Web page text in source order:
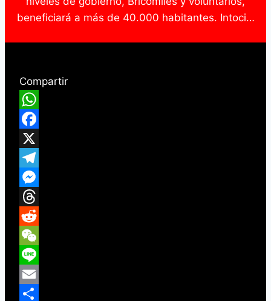
beneficiará a más de 40.000 habitantes. Intoci…
Compartir
WhatsApp
Facebook
X
Telegram
Messenger
Threads
Reddit
WeChat
Line
Email